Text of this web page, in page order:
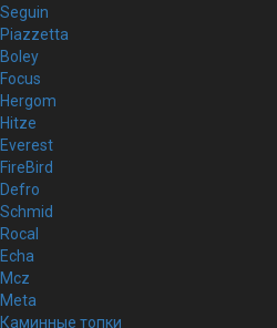
Seguin
Piazzetta
Boley
Focus
Hergom
Hitze
Everest
FireBird
Defro
Schmid
Rocal
Echa
Mcz
Meta
Каминные топки